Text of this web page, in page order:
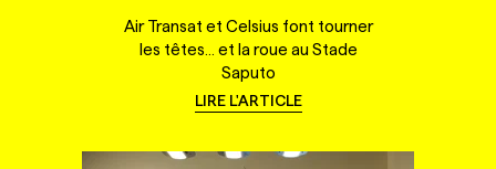
Air Transat et Celsius font tourner
les têtes... et la roue au Stade
Saputo
LIRE L'ARTICLE